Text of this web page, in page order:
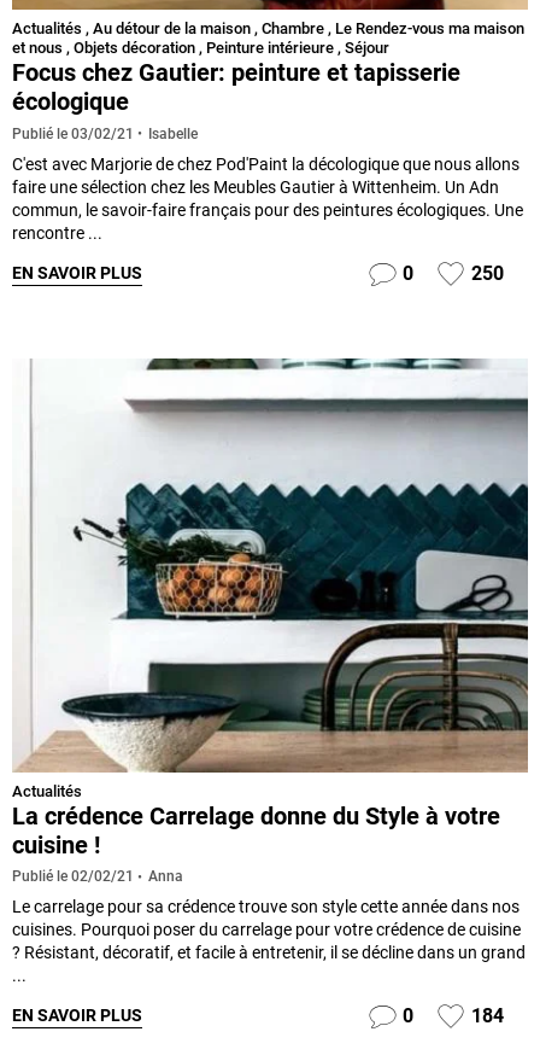
Actualités , Au détour de la maison , Chambre , Le Rendez-vous ma maison
et nous , Objets décoration , Peinture intérieure , Séjour
Focus chez Gautier: peinture et tapisserie
écologique
Publié le 03/02/21 Isabelle
C'est avec Marjorie de chez Pod'Paint la décologique que nous allons
faire une sélection chez les Meubles Gautier à Wittenheim. Un Adn
commun, le savoir-faire français pour des peintures écologiques. Une
rencontre ...
EN SAVOIR PLUS 0 250
Actualités
La crédence Carrelage donne du Style à votre
cuisine !
Publié le 02/02/21 Anna
Le carrelage pour sa crédence trouve son style cette année dans nos
cuisines. Pourquoi poser du carrelage pour votre crédence de cuisine
? Résistant, décoratif, et facile à entretenir, il se décline dans un grand
...
EN SAVOIR PLUS 0 184